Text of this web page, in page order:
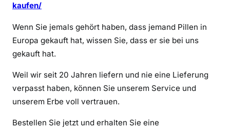
kaufen/
Wenn Sie jemals gehört haben, dass jemand Pillen in
Europa gekauft hat, wissen Sie, dass er sie bei uns
gekauft hat.
Weil wir seit 20 Jahren liefern und nie eine Lieferung
verpasst haben, können Sie unserem Service und
unserem Erbe voll vertrauen.
Bestellen Sie jetzt und erhalten Sie eine